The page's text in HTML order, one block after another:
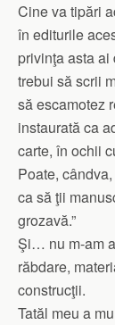
Cine va tipări
în editurile
privinţa asta
trebui să scrii
să escamotez
instaurată ca
carte, în ochii
Poate,
ca să ţii
grozavă.”
Şi… nu m-am
răbdare,
construcţii.
Tatăl meu a